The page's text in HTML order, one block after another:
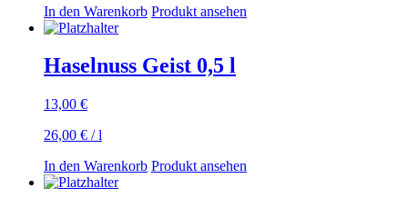
In den Warenkorb Produkt ansehen
Haselnuss Geist 0,5 l
13,00 €
26,00 € /l
In den Warenkorb Produkt ansehen